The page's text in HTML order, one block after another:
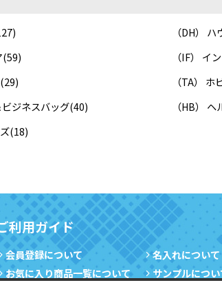
（DH）
(59) （IF） イ
(29) （TA） ホ
ビジネスバッグ(40) （HB）
(18)
利用ガイド
会員登録について
お気に入り商品一覧について
名入れについて
サンプルについ